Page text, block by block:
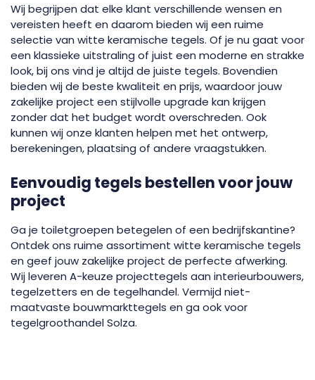
Wij begrijpen dat elke klant verschillende wensen en
vereisten heeft en daarom bieden wij een ruime
selectie van witte keramische tegels. Of je nu gaat voor
een klassieke uitstraling of juist een moderne en strakke
look, bij ons vind je altijd de juiste tegels. Bovendien
bieden wij de beste kwaliteit en prijs, waardoor jouw
zakelijke project een stijlvolle upgrade kan krijgen
zonder dat het budget wordt overschreden. Ook
kunnen wij onze klanten helpen met het ontwerp,
berekeningen, plaatsing of andere vraagstukken.
Eenvoudig tegels bestellen voor jouw
project
Ga je toiletgroepen betegelen of een bedrijfskantine?
Ontdek ons ruime assortiment witte keramische tegels
en geef jouw zakelijke project de perfecte afwerking.
Wij leveren A-keuze projecttegels aan interieurbouwers,
tegelzetters en de tegelhandel. Vermijd niet-
maatvaste bouwmarkttegels en ga ook voor
tegelgroothandel Solza.